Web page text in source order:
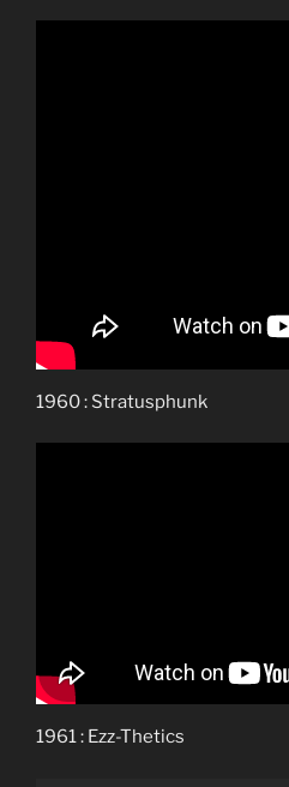
1960 : Stratusphunk
1961 : Ezz-Thetics